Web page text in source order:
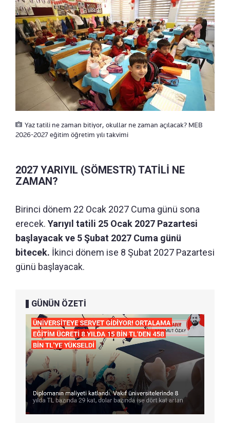
Yaz tatili ne zaman bitiyor, okullar ne zaman açılacak? MEB
2026-2027 eğitim öğretim yılı takvimi
2027 YARIYIL (SÖMESTR) TATİLİ NE
ZAMAN?
Birinci dönem 22 Ocak 2027 Cuma günü sona
erecek. Yarıyıl tatili 25 Ocak 2027 Pazartesi
başlayacak ve 5 Şubat 2027 Cuma günü
bitecek. İkinci dönem ise 8 Şubat 2027 Pazartesi
günü başlayacak.
GÜNÜN ÖZETİ